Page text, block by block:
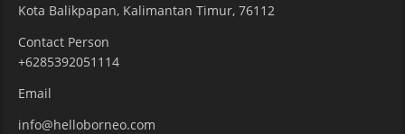
Kota Balikpapan, Kalimantan Timur, 76112
Contact Person
+6285392051114
Email
info@helloborneo.com